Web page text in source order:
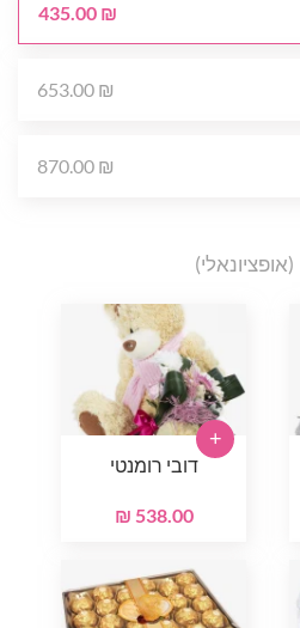
435.00 ₪
653.00 ₪
870.00 ₪
(אופציונאלי)
דובי רומנטי
538.00 ₪
+